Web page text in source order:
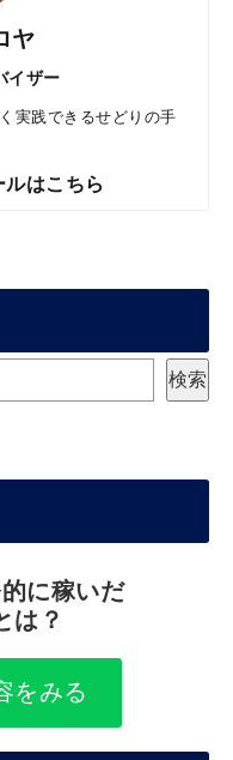
ヤ
イザー
実践できるせどりの手
はこちら
検索
に稼いだ
は？
をみる